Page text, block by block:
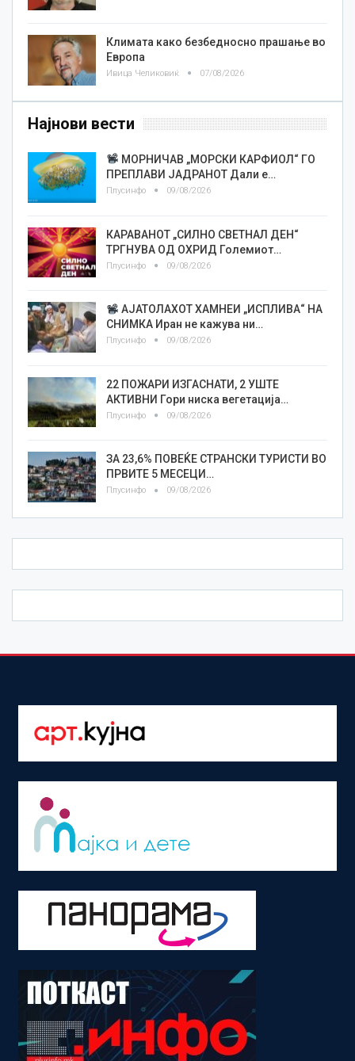
Климата како безбедносно прашање во
Европа
Ивица Челиковиќ 07/08/2026
Најнови вести
МОРНИЧАВ „МОРСКИ КАРФИОЛ“ ГО
ПРЕПЛАВИ ЈАДРАНОТ Дали е…
Плусинфо 09/08/2026
КАРАВАНОТ „СИЛНО СВЕТНАЛ ДЕН“
ТРГНУВА ОД ОХРИД Големиот…
Плусинфо 09/08/2026
АЈАТОЛАХОТ ХАМНЕИ „ИСПЛИВА“ НА
СНИМКА Иран не кажува ни…
Плусинфо 09/08/2026
22 ПОЖАРИ ИЗГАСНАТИ, 2 УШТЕ
АКТИВНИ Гори ниска вегетација…
Плусинфо 09/08/2026
ЗА 23,6% ПОВЕЌЕ СТРАНСКИ ТУРИСТИ ВО
ПРВИТЕ 5 МЕСЕЦИ…
Плусинфо 09/08/2026